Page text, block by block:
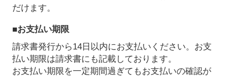
だけます。
■お支払い期限
請求書発行から14日以内にお支払いください。お支
払い期限は請求書にも記載しております。
お支払い期限を一定期間過ぎてもお支払いの確認が